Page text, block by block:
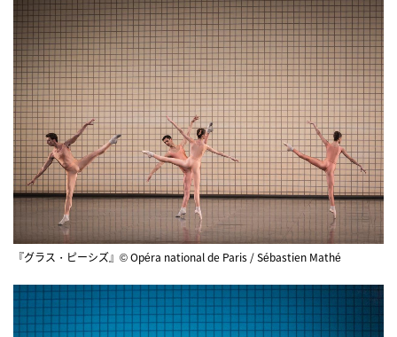
『グラス・ピーシズ』© Opéra national de Paris / Sébastien Mathé